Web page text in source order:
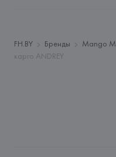
Адрес:
ИСПАНИЯ,
(Pol. Ind. Riera de Caldes),
FH.BY Бренды Mango
карго ANDREY